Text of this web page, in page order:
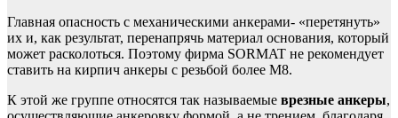
Главная опасность с механическими анкерами- «перетянуть»
их и, как результат, перенапрячь материал основания, который
может расколоться. Поэтому фирма SORMAT не рекомендует
ставить на кирпич анкеры с резьбой более М8.
К этой же группе относятся так называемые врезные анкеры,